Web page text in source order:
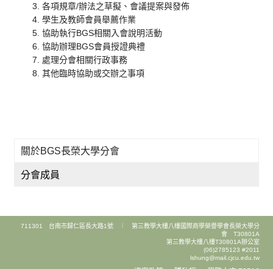
3. 各項規章/辦法之草擬、會議提案與發佈
4. 學生及教師會員舉薦作業
5. 協助執行BGS相關入會說明活動
6. 協助辦理BGS會員授證典禮
7. 處理分會相關行政事務
8. 其他臨時協助或交辦之事項
關於BGS長榮大學分會
分會成員
711301 台南市歸仁區長大路1號 ︱ 第三教學大樓八樓國際商學榮譽學會長榮大學分
會 T30801A
第三教學大樓八樓T30801A辦公室
(06)2785123 #2011
lshung@mail.cjcu.edu.tw